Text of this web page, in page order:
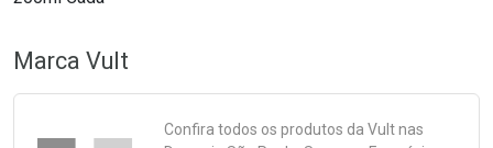
Marca Vult
Confira todos os produtos da Vultnas